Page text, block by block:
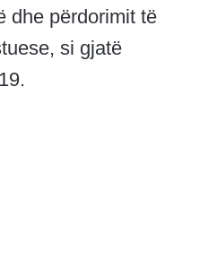
dhe përdorimit të
si gjatë